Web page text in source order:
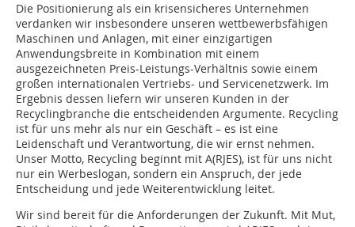
Die Positionierung als ein krisensicheres Unternehmen
verdanken wir insbesondere unseren wettbewerbsfähigen
Maschinen und Anlagen, mit einer einzigartigen
Anwendungsbreite in Kombination mit einem
ausgezeichneten Preis-Leistungs-Verhältnis sowie einem
großen internationalen Vertriebs- und Servicenetzwerk. Im
Ergebnis dessen liefern wir unseren Kunden in der
Recyclingbranche die entscheidenden Argumente. Recycling
ist für uns mehr als nur ein Geschäft – es ist eine
Leidenschaft und Verantwortung, die wir ernst nehmen.
Unser Motto, Recycling beginnt mit A(RJES), ist für uns nicht
nur ein Werbeslogan, sondern ein Anspruch, der jede
Entscheidung und jede Weiterentwicklung leitet.
Wir sind bereit für die Anforderungen der Zukunft. Mit Mut,